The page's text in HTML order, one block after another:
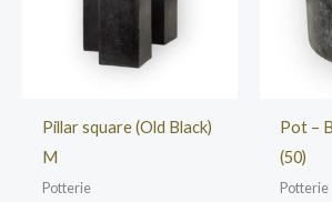
Pillar square (Old Black)
M
Potterie
Pot –
(50)
Potterie